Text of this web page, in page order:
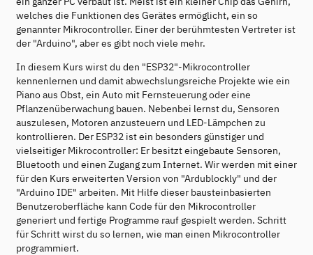
welches die Funktionen des Gerätes ermöglicht, ein so
genannter Mikrocontroller. Einer der berühmtesten Vertreter ist
der "Arduino", aber es gibt noch viele mehr.
In diesem Kurs wirst du den "ESP32"-Mikrocontroller
kennenlernen und damit abwechslungsreiche Projekte wie ein
Piano aus Obst, ein Auto mit Fernsteuerung oder eine
Pflanzenüberwachung bauen. Nebenbei lernst du, Sensoren
auszulesen, Motoren anzusteuern und LED-Lämpchen zu
kontrollieren. Der ESP32 ist ein besonders günstiger und
vielseitiger Mikrocontroller: Er besitzt eingebaute Sensoren,
Bluetooth und einen Zugang zum Internet. Wir werden mit einer
für den Kurs erweiterten Version von "Ardublockly" und der
"Arduino IDE" arbeiten. Mit Hilfe dieser bausteinbasierten
Benutzeroberfläche kann Code für den Mikrocontroller
generiert und fertige Programme rauf gespielt werden. Schritt
für Schritt wirst du so lernen, wie man einen Mikrocontroller
programmiert.